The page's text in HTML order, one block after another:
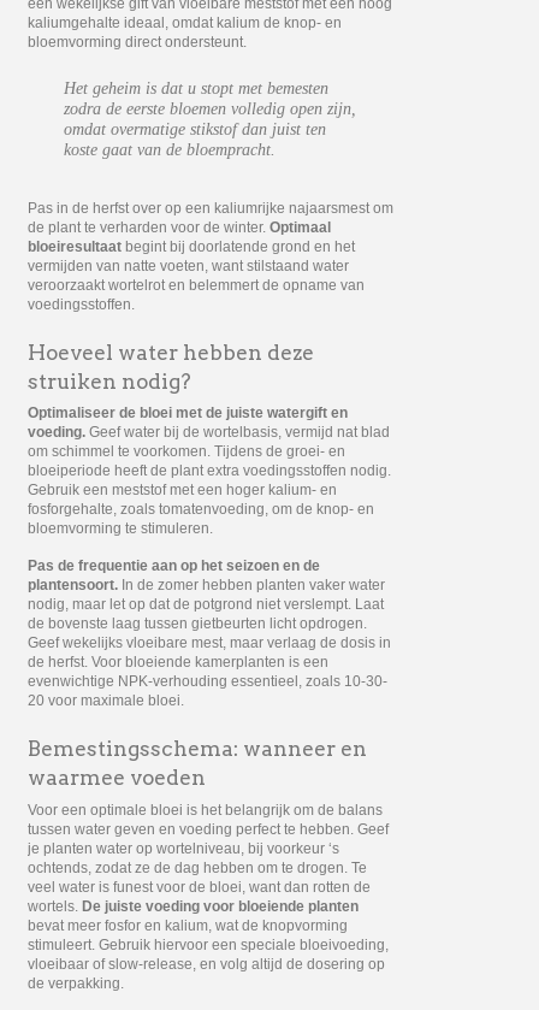
kaliumgehalte ideaal, omdat kalium de knop- en
bloemvorming direct ondersteunt.
Het geheim is dat u stopt met bemesten
zodra de eerste bloemen volledig open zijn,
omdat overmatige stikstof dan juist ten
koste gaat van de bloempracht.
Pas in de herfst over op een kaliumrijke najaarsmest om
de plant te verharden voor de winter. Optimaal
bloeiresultaat begint bij doorlatende grond en het
vermijden van natte voeten, want stilstaand water
veroorzaakt wortelrot en belemmert de opname van
voedingsstoffen.
Hoeveel water hebben deze
struiken nodig?
Optimaliseer de bloei met de juiste watergift en
voeding. Geef water bij de wortelbasis, vermijd nat blad
om schimmel te voorkomen. Tijdens de groei- en
bloeiperiode heeft de plant extra voedingsstoffen nodig.
Gebruik een meststof met een hoger kalium- en
fosforgehalte, zoals tomatenvoeding, om de knop- en
bloemvorming te stimuleren.
Pas de frequentie aan op het seizoen en de
plantensoort. In de zomer hebben planten vaker water
nodig, maar let op dat de potgrond niet verslempt. Laat
de bovenste laag tussen gietbeurten licht opdrogen.
Geef wekelijks vloeibare mest, maar verlaag de dosis in
de herfst. Voor bloeiende kamerplanten is een
evenwichtige NPK-verhouding essentieel, zoals 10-30-
20 voor maximale bloei.
Bemestingsschema: wanneer en
waarmee voeden
Voor een optimale bloei is het belangrijk om de balans
tussen water geven en voeding perfect te hebben. Geef
je planten water op wortelniveau, bij voorkeur ‘s
ochtends, zodat ze de dag hebben om te drogen. Te
veel water is funest voor de bloei, want dan rotten de
wortels. De juiste voeding voor bloeiende planten
bevat meer fosfor en kalium, wat de knopvorming
stimuleert. Gebruik hiervoor een speciale bloeivoeding,
vloeibaar of slow-release, en volg altijd de dosering op
de verpakking.